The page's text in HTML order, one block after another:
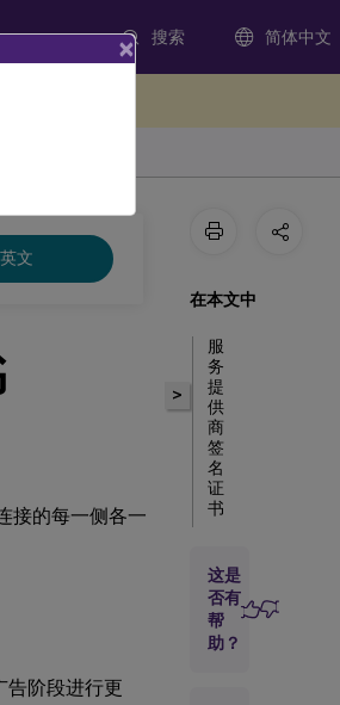
搜索 简体中文
文
接的每一侧各一
告阶段进行更
>
在本文中
服
务
提
供
商
签
名
证
书
常
问
问
题
这是
否有
帮
助？
×